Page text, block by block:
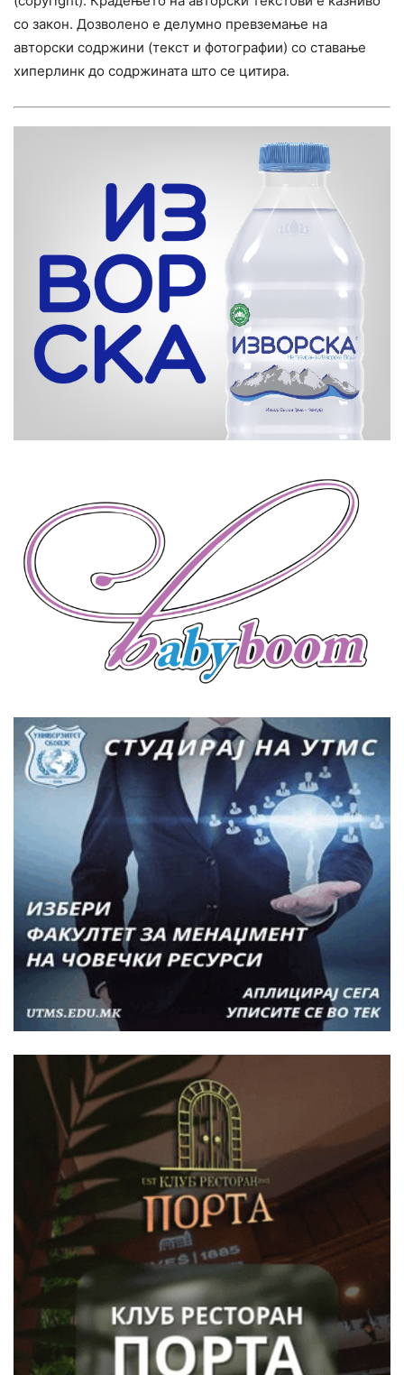
со закон. Дозволено е делумно превземање на
авторски содржини (текст и фотографии) со ставање
хиперлинк до содржината што се цитира.